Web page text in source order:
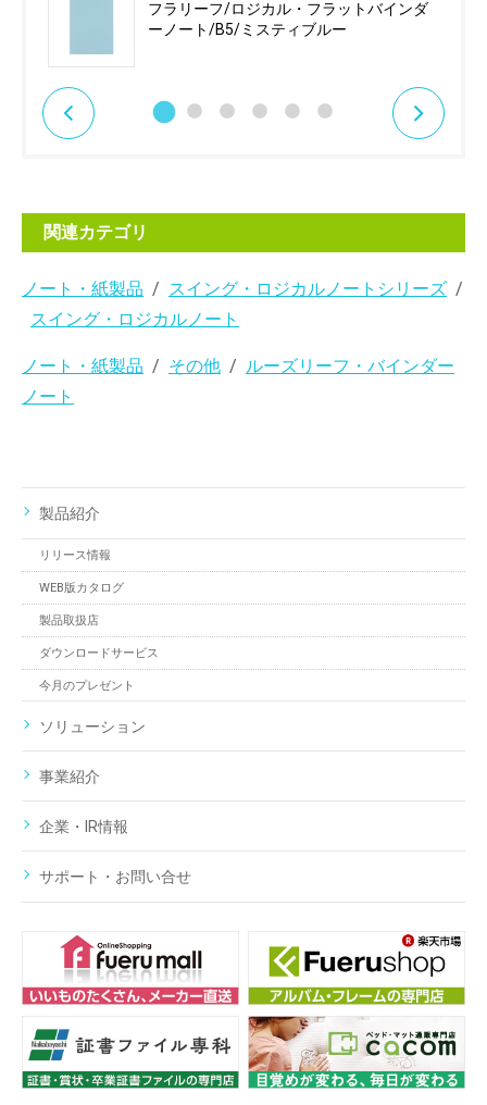
フラリーフ/ロジカル・フラットバインダ
ーノート/B5/ミスティブルー
関連カテゴリ
ノート・紙製品
スイング・ロジカルノートシリーズ
スイング・ロジカルノート
ノート・紙製品 その他
ルーズリーフ・バインダー
ノート
製品紹介
リリース情報
WEB版カタログ
製品取扱店
ダウンロードサービス
今月のプレゼント
ソリューション
事業紹介
企業・IR情報
サポート・お問い合せ